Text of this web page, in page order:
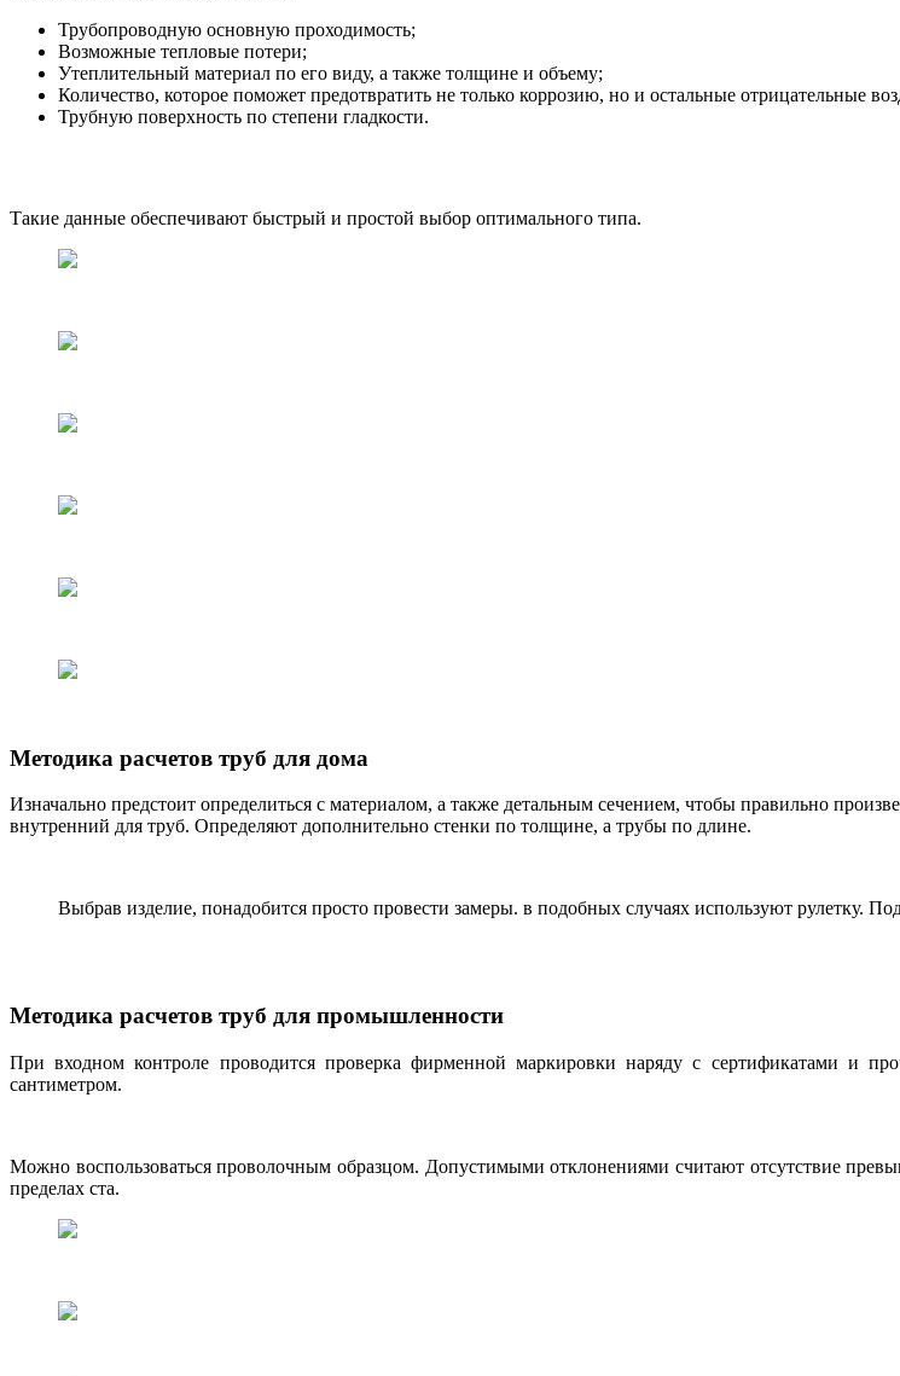
Трубопроводную основную проходимость;
Возможные тепловые потери;
Утеплительный материал по его виду, а также толщине и объему;
Количество, которое поможет предотвратить не только коррозию, но и остальные отрицательные
Трубную поверхность по степени гладкости.
Такие данные обеспечивают быстрый и простой выбор оптимального типа.
Методика расчетов труб для дома
Изначально предстоит определиться с материалом, а также детальным сечением, чтобы правильно
внутренний для труб. Определяют дополнительно стенки по толщине, а трубы по длине.
Выбрав изделие, понадобится просто провести замеры. в подобных случаях используют рулетку.
Методика расчетов труб для промышленности
При входном контроле проводится проверка фирменной маркировки наряду с сертификатами и
сантиметром.
Можно воспользоваться проволочным образцом. Допустимыми отклонениями считают отсутствие
пределах ста.